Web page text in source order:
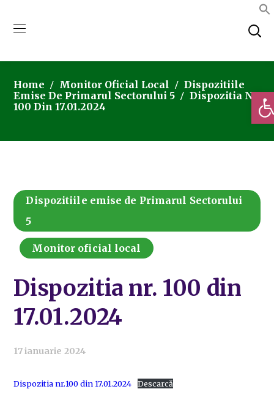
Home Monitor Oficial Local
Dispozitiile
Emise De Primarul Sectorului 5
Dispozitia Nr.
100 Din 17.01.2024
Dispozitiile emise de Primarul Sectorului
5
Monitor oficial local
Dispozitia nr. 100 din
17.01.2024
17 ianuarie 2024
Dispozitia nr.100 din 17.01.2024 Descarcă